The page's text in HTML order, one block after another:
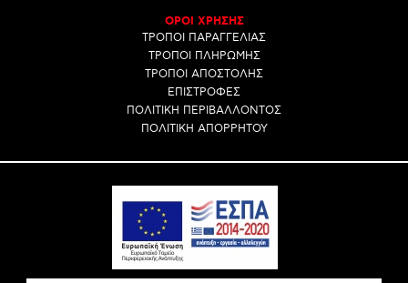
ΟΡΟΙ ΧΡΗΣΗΣ
ΤΡΟΠΟΙ ΠΑΡΑΓΓΕΛΙΑΣ
ΤΡΟΠΟΙ ΠΛΗΡΩΜΗΣ
ΤΡΟΠΟΙ ΑΠΟΣΤΟΛΗΣ
ΕΠΙΣΤΡΟΦΕΣ
ΠΟΛΙΤΙΚΗ ΠΕΡΙΒΑΛΛΟΝΤΟΣ
ΠΟΛΙΤΙΚΗ ΑΠΟΡΡΗΤΟΥ